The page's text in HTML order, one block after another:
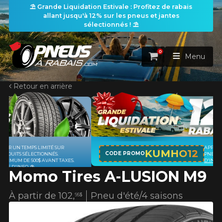
⛱️ Grande Liquidation Estivale : Profitez de rabais
allant jusqu'à 12% sur les pneus et jantes
sélectionnés ! ⛱️
ACCUEIL
PNEUS
RECHERCHE DE PNEUS VOIR TOUT
Rechercher par
Par dimensions Par véhicule
Recherche par dimensions DIAMÈTRE
ROUES
RECHERCHE DE ROUES VOIR TOUT
Par dimensions
ENSEMBLES
RECHERCHE D'ENSEMBLES
PROMOTIONS
Panier
0
Menu
Retour en arrière
Momo Tires A-LUSION M9
Pneu d'été/4 saisons
À partir de102,95$
CODE PROMO KUMHO12
APPLICABLE SUR TOUT ACHAT DE 4
PNEUS DE MARQUE KUMHO*
PLUS
D'INFO